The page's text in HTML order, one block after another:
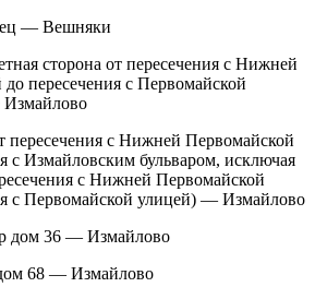
— Вешняки
сторона от пересечения с Нижней
пересечения с Первомайской
пересечения с Нижней Первомайской
с Измайловским бульваром, исключая
с Нижней Первомайской
с Первомайской улицей) — Измайлово
дом 36 — Измайлово
68 — Измайлово